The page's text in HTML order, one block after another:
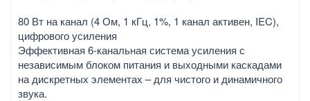
80 Вт на канал (4 Ом, 1 кГц, 1%, 1 канал активен, IEC),
цифрового усиления
Эффективная 6-канальная система усиления с
независимым блоком питания и выходными каскадами
на дискретных элементах – для чистого и динамичного
звука.